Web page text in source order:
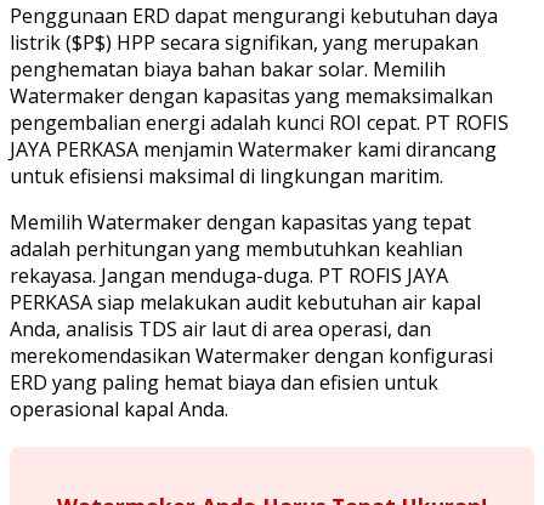
Penggunaan ERD dapat mengurangi kebutuhan daya
listrik ($P$) HPP secara signifikan, yang merupakan
penghematan biaya bahan bakar solar. Memilih
Watermaker dengan kapasitas yang memaksimalkan
pengembalian energi adalah kunci ROI cepat. PT ROFIS
JAYA PERKASA menjamin Watermaker kami dirancang
untuk efisiensi maksimal di lingkungan maritim.
Memilih Watermaker dengan kapasitas yang tepat
adalah perhitungan yang membutuhkan keahlian
rekayasa. Jangan menduga-duga. PT ROFIS JAYA
PERKASA siap melakukan audit kebutuhan air kapal
Anda, analisis TDS air laut di area operasi, dan
merekomendasikan Watermaker dengan konfigurasi
ERD yang paling hemat biaya dan efisien untuk
operasional kapal Anda.